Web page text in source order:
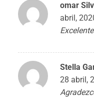
omar
abril,
Excelente
Stella
28 abril,